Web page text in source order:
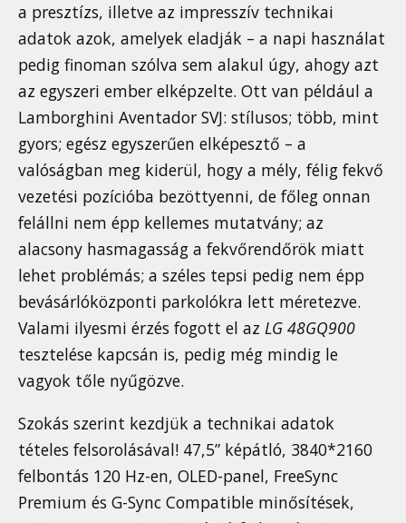
a presztízs, illetve az impresszív technikai
adatok azok, amelyek eladják – a napi használat
pedig finoman szólva sem alakul úgy, ahogy azt
az egyszeri ember elképzelte. Ott van például a
Lamborghini Aventador SVJ: stílusos; több, mint
gyors; egész egyszerűen elképesztő – a
valóságban meg kiderül, hogy a mély, félig fekvő
vezetési pozícióba bezöttyenni, de főleg onnan
felállni nem épp kellemes mutatvány; az
alacsony hasmagasság a fekvőrendőrök miatt
lehet problémás; a széles tepsi pedig nem épp
bevásárlóközponti parkolókra lett méretezve.
Valami ilyesmi érzés fogott el az LG 48GQ900
tesztelése kapcsán is, pedig még mindig le
vagyok tőle nyűgözve.
Szokás szerint kezdjük a technikai adatok
tételes felsorolásával! 47,5” képátló, 3840*2160
felbontás 120 Hz-en, OLED-panel, FreeSync
Premium és G-Sync Compatible minősítések,